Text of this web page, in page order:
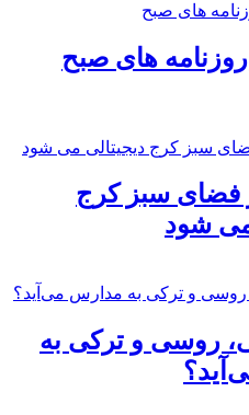
های صبح
فضای سبز کرج
می شود
روسی و ترکی به